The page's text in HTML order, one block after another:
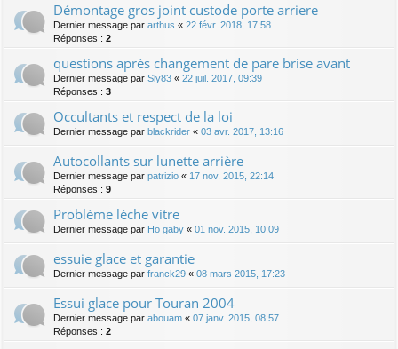
Démontage gros joint custode porte arriere
Dernier message par arthus « 22 févr. 2018, 17:58
Réponses : 2
questions après changement de pare brise avant
Dernier message par Sly83 « 22 juil. 2017, 09:39
Réponses : 3
Occultants et respect de la loi
Dernier message par blackrider « 03 avr. 2017, 13:16
Autocollants sur lunette arrière
Dernier message par patrizio « 17 nov. 2015, 22:14
Réponses : 9
Problème lèche vitre
Dernier message par Ho gaby « 01 nov. 2015, 10:09
essuie glace et garantie
Dernier message par franck29 « 08 mars 2015, 17:23
Essui glace pour Touran 2004
Dernier message par abouam « 07 janv. 2015, 08:57
Réponses : 2